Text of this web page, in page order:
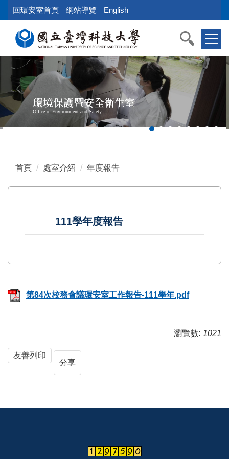
到
內
容
區
塊
回環安室首頁 網站導覽 English
環境保護暨安全衛生室
Office of Environment and Safety
首頁 處室介紹 年度報告
111學年度報告
第84次校務會議環安室工作報告-111學年.pdf
瀏覽數: 1021
友善列印
分享